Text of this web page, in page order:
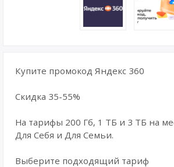
Купите промокод Яндекс 360
Скидка 35-55%
На тарифы 200 Гб, 1 ТБ и 3 ТБ на
Для Себя и Для Семьи.
Выберите подходящий тариф